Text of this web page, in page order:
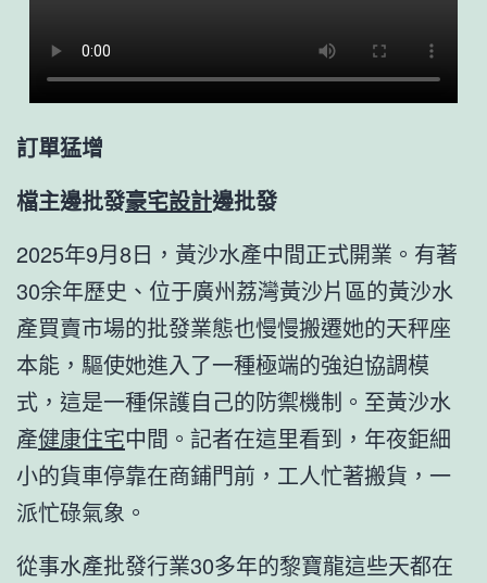
訂單猛增
檔主邊批發豪宅設計邊批發
2025年9月8日，黃沙水產中間正式開業。有著
30余年歷史、位于廣州荔灣黃沙片區的黃沙水
產買賣市場的批發業態也慢慢搬遷她的天秤座
本能，驅使她進入了一種極端的強迫協調模
式，這是一種保護自己的防禦機制。至黃沙水
產健康住宅中間。記者在這里看到，年夜鉅細
小的貨車停靠在商鋪門前，工人忙著搬貨，一
派忙碌氣象。
從事水產批發行業30多年的黎寶龍這些天都在